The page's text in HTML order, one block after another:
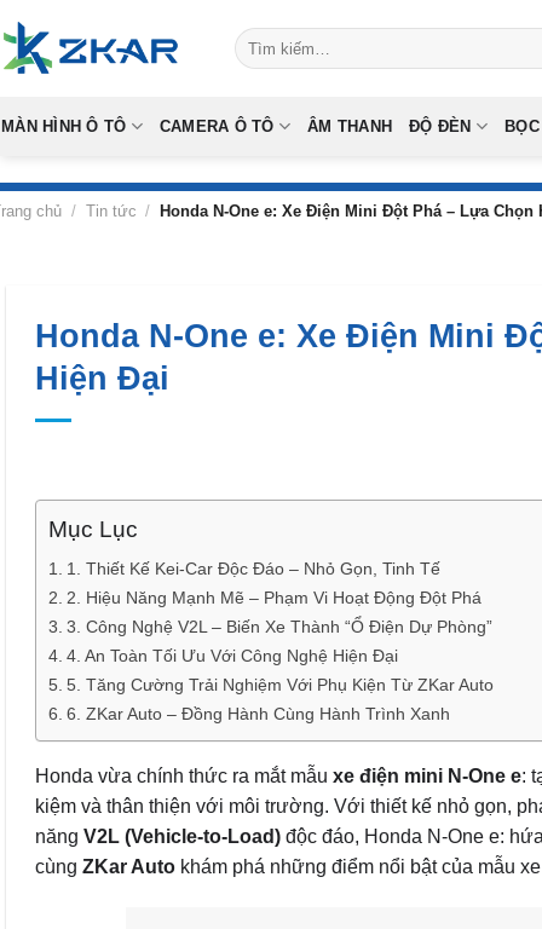
to
content
Tìm
kiếm:
MÀN HÌNH Ô TÔ CAMERA Ô TÔ ÂM THANH ĐỘ ĐÈN
chủ / Tin tức / Honda N-One e: Xe Điện Mini Đột Phá – Lựa
Honda N-One e: Xe Điện Mini
Hiện Đại
Mục Lục
1. Thiết Kế Kei-Car Độc Đáo – Nhỏ Gọn, Tinh Tế
2. Hiệu Năng Mạnh Mẽ – Phạm Vi Hoạt Động Đột Phá
3. Công Nghệ V2L – Biến Xe Thành “Ổ Điện Dự Phòng”
4. An Toàn Tối Ưu Với Công Nghệ Hiện Đại
5. Tăng Cường Trải Nghiệm Với Phụ Kiện Từ ZKar Auto
6. ZKar Auto – Đồng Hành Cùng Hành Trình Xanh
Honda vừa chính thức ra mắt mẫu xe điện mini N-One e:
kiệm và thân thiện với môi trường. Với thiết kế nhỏ gọn,
năng V2L (Vehicle-to-Load) độc đáo, Honda N-One e:
cùng ZKar Auto khám phá những điểm nổi bật của mẫu